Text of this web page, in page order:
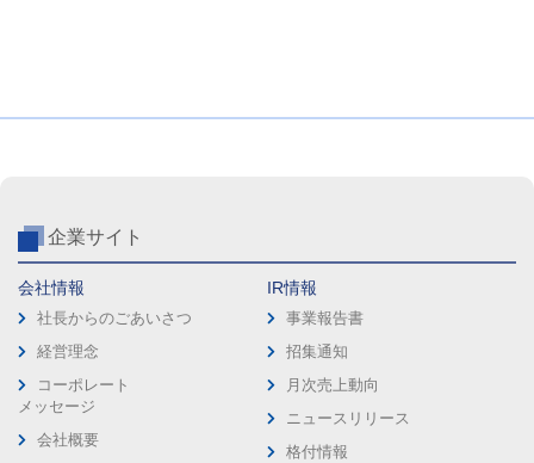
企業サイト
会社情報
社長からのごあいさつ
経営理念
コーポレート
メッセージ
会社概要
IR情報
事業報告書
招集通知
月次売上動向
ニュースリリース
格付情報